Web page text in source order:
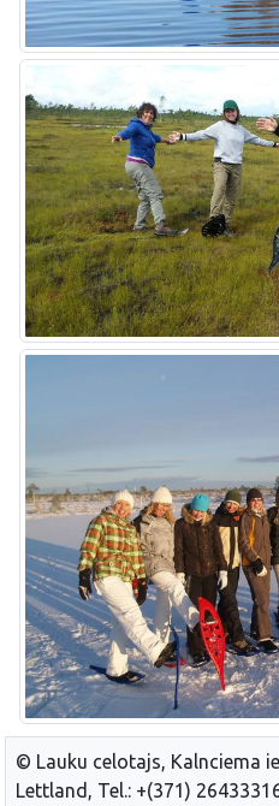
© Lauku celotajs, Kalnciema
Lettland, Tel.: +(371)